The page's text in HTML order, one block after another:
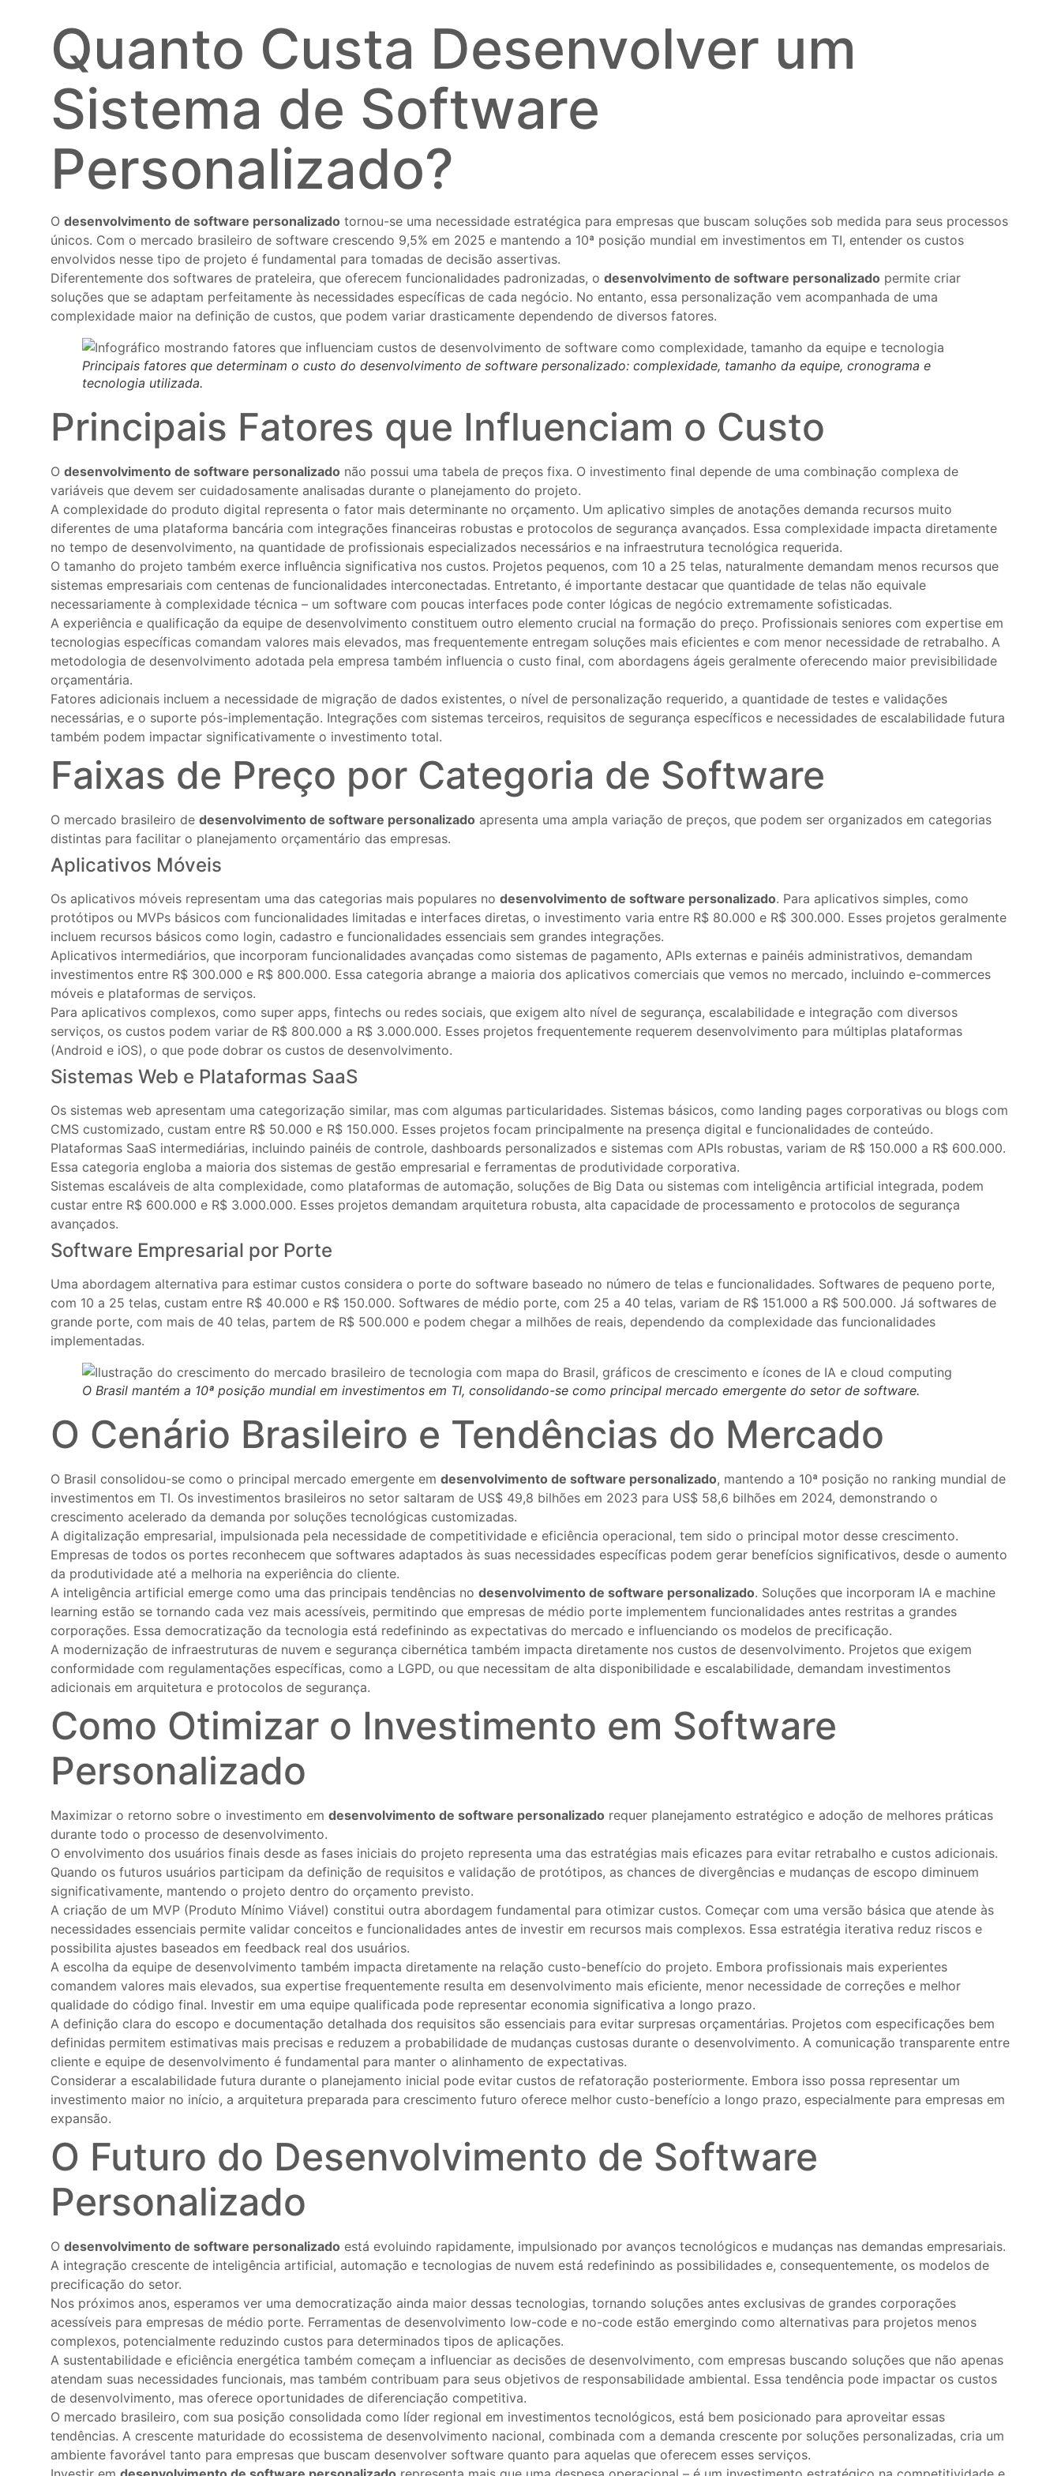
Quanto Custa Desenvolver um
Sistema de Software
Personalizado?
O desenvolvimento de software personalizado tornou-se uma necessidade estratégica para empresas que buscam soluções sob medida para seus processos
únicos. Com o mercado brasileiro de software crescendo 9,5% em 2025 e mantendo a 10ª posição mundial em investimentos em TI, entender os custos
envolvidos nesse tipo de projeto é fundamental para tomadas de decisão assertivas.
Diferentemente dos softwares de prateleira, que oferecem funcionalidades padronizadas, o desenvolvimento de software personalizado permite criar
soluções que se adaptam perfeitamente às necessidades específicas de cada negócio. No entanto, essa personalização vem acompanhada de uma
complexidade maior na definição de custos, que podem variar drasticamente dependendo de diversos fatores.
Principais fatores que determinam o custo do desenvolvimento de software personalizado: complexidade, tamanho da equipe, cronograma e
tecnologia utilizada.
Principais Fatores que Influenciam o Custo
O desenvolvimento de software personalizado não possui uma tabela de preços fixa. O investimento final depende de uma combinação complexa de
variáveis que devem ser cuidadosamente analisadas durante o planejamento do projeto.
A complexidade do produto digital representa o fator mais determinante no orçamento. Um aplicativo simples de anotações demanda recursos muito
diferentes de uma plataforma bancária com integrações financeiras robustas e protocolos de segurança avançados. Essa complexidade impacta diretamente
no tempo de desenvolvimento, na quantidade de profissionais especializados necessários e na infraestrutura tecnológica requerida.
O tamanho do projeto também exerce influência significativa nos custos. Projetos pequenos, com 10 a 25 telas, naturalmente demandam menos recursos que
sistemas empresariais com centenas de funcionalidades interconectadas. Entretanto, é importante destacar que quantidade de telas não equivale
necessariamente à complexidade técnica – um software com poucas interfaces pode conter lógicas de negócio extremamente sofisticadas.
A experiência e qualificação da equipe de desenvolvimento constituem outro elemento crucial na formação do preço. Profissionais seniores com expertise em
tecnologias específicas comandam valores mais elevados, mas frequentemente entregam soluções mais eficientes e com menor necessidade de retrabalho. A
metodologia de desenvolvimento adotada pela empresa também influencia o custo final, com abordagens ágeis geralmente oferecendo maior previsibilidade
orçamentária.
Fatores adicionais incluem a necessidade de migração de dados existentes, o nível de personalização requerido, a quantidade de testes e validações
necessárias, e o suporte pós-implementação. Integrações com sistemas terceiros, requisitos de segurança específicos e necessidades de escalabilidade futura
também podem impactar significativamente o investimento total.
Faixas de Preço por Categoria de Software
O mercado brasileiro de desenvolvimento de software personalizado apresenta uma ampla variação de preços, que podem ser organizados em categorias
distintas para facilitar o planejamento orçamentário das empresas.
Aplicativos Móveis
Os aplicativos móveis representam uma das categorias mais populares no desenvolvimento de software personalizado. Para aplicativos simples, como
protótipos ou MVPs básicos com funcionalidades limitadas e interfaces diretas, o investimento varia entre R$ 80.000 e R$ 300.000. Esses projetos geralmente
incluem recursos básicos como login, cadastro e funcionalidades essenciais sem grandes integrações.
Aplicativos intermediários, que incorporam funcionalidades avançadas como sistemas de pagamento, APIs externas e painéis administrativos, demandam
investimentos entre R$ 300.000 e R$ 800.000. Essa categoria abrange a maioria dos aplicativos comerciais que vemos no mercado, incluindo e-commerces
móveis e plataformas de serviços.
Para aplicativos complexos, como super apps, fintechs ou redes sociais, que exigem alto nível de segurança, escalabilidade e integração com diversos
serviços, os custos podem variar de R$ 800.000 a R$ 3.000.000. Esses projetos frequentemente requerem desenvolvimento para múltiplas plataformas
(Android e iOS), o que pode dobrar os custos de desenvolvimento.
Sistemas Web e Plataformas SaaS
Os sistemas web apresentam uma categorização similar, mas com algumas particularidades. Sistemas básicos, como landing pages corporativas ou blogs com
CMS customizado, custam entre R$ 50.000 e R$ 150.000. Esses projetos focam principalmente na presença digital e funcionalidades de conteúdo.
Plataformas SaaS intermediárias, incluindo painéis de controle, dashboards personalizados e sistemas com APIs robustas, variam de R$ 150.000 a R$ 600.000.
Essa categoria engloba a maioria dos sistemas de gestão empresarial e ferramentas de produtividade corporativa.
Sistemas escaláveis de alta complexidade, como plataformas de automação, soluções de Big Data ou sistemas com inteligência artificial integrada, podem
custar entre R$ 600.000 e R$ 3.000.000. Esses projetos demandam arquitetura robusta, alta capacidade de processamento e protocolos de segurança
avançados.
Software Empresarial por Porte
Uma abordagem alternativa para estimar custos considera o porte do software baseado no número de telas e funcionalidades. Softwares de pequeno porte,
com 10 a 25 telas, custam entre R$ 40.000 e R$ 150.000. Softwares de médio porte, com 25 a 40 telas, variam de R$ 151.000 a R$ 500.000. Já softwares de
grande porte, com mais de 40 telas, partem de R$ 500.000 e podem chegar a milhões de reais, dependendo da complexidade das funcionalidades
implementadas.
O Brasil mantém a 10ª posição mundial em investimentos em TI, consolidando-se como principal mercado emergente do setor de software.
O Cenário Brasileiro e Tendências do Mercado
O Brasil consolidou-se como o principal mercado emergente em desenvolvimento de software personalizado, mantendo a 10ª posição no ranking mundial de
investimentos em TI. Os investimentos brasileiros no setor saltaram de US$ 49,8 bilhões em 2023 para US$ 58,6 bilhões em 2024, demonstrando o
crescimento acelerado da demanda por soluções tecnológicas customizadas.
A digitalização empresarial, impulsionada pela necessidade de competitividade e eficiência operacional, tem sido o principal motor desse crescimento.
Empresas de todos os portes reconhecem que softwares adaptados às suas necessidades específicas podem gerar benefícios significativos, desde o aumento
da produtividade até a melhoria na experiência do cliente.
A inteligência artificial emerge como uma das principais tendências no desenvolvimento de software personalizado. Soluções que incorporam IA e machine
learning estão se tornando cada vez mais acessíveis, permitindo que empresas de médio porte implementem funcionalidades antes restritas a grandes
corporações. Essa democratização da tecnologia está redefinindo as expectativas do mercado e influenciando os modelos de precificação.
A modernização de infraestruturas de nuvem e segurança cibernética também impacta diretamente nos custos de desenvolvimento. Projetos que exigem
conformidade com regulamentações específicas, como a LGPD, ou que necessitam de alta disponibilidade e escalabilidade, demandam investimentos
adicionais em arquitetura e protocolos de segurança.
Como Otimizar o Investimento em Software
Personalizado
Maximizar o retorno sobre o investimento em desenvolvimento de software personalizado requer planejamento estratégico e adoção de melhores práticas
durante todo o processo de desenvolvimento.
O envolvimento dos usuários finais desde as fases iniciais do projeto representa uma das estratégias mais eficazes para evitar retrabalho e custos adicionais.
Quando os futuros usuários participam da definição de requisitos e validação de protótipos, as chances de divergências e mudanças de escopo diminuem
significativamente, mantendo o projeto dentro do orçamento previsto.
A criação de um MVP (Produto Mínimo Viável) constitui outra abordagem fundamental para otimizar custos. Começar com uma versão básica que atende às
necessidades essenciais permite validar conceitos e funcionalidades antes de investir em recursos mais complexos. Essa estratégia iterativa reduz riscos e
possibilita ajustes baseados em feedback real dos usuários.
A escolha da equipe de desenvolvimento também impacta diretamente na relação custo-benefício do projeto. Embora profissionais mais experientes
comandem valores mais elevados, sua expertise frequentemente resulta em desenvolvimento mais eficiente, menor necessidade de correções e melhor
qualidade do código final. Investir em uma equipe qualificada pode representar economia significativa a longo prazo.
A definição clara do escopo e documentação detalhada dos requisitos são essenciais para evitar surpresas orçamentárias. Projetos com especificações bem
definidas permitem estimativas mais precisas e reduzem a probabilidade de mudanças custosas durante o desenvolvimento. A comunicação transparente entre
cliente e equipe de desenvolvimento é fundamental para manter o alinhamento de expectativas.
Considerar a escalabilidade futura durante o planejamento inicial pode evitar custos de refatoração posteriormente. Embora isso possa representar um
investimento maior no início, a arquitetura preparada para crescimento futuro oferece melhor custo-benefício a longo prazo, especialmente para empresas em
expansão.
O Futuro do Desenvolvimento de Software
Personalizado
O desenvolvimento de software personalizado está evoluindo rapidamente, impulsionado por avanços tecnológicos e mudanças nas demandas empresariais.
A integração crescente de inteligência artificial, automação e tecnologias de nuvem está redefinindo as possibilidades e, consequentemente, os modelos de
precificação do setor.
Nos próximos anos, esperamos ver uma democratização ainda maior dessas tecnologias, tornando soluções antes exclusivas de grandes corporações
acessíveis para empresas de médio porte. Ferramentas de desenvolvimento low-code e no-code estão emergindo como alternativas para projetos menos
complexos, potencialmente reduzindo custos para determinados tipos de aplicações.
A sustentabilidade e eficiência energética também começam a influenciar as decisões de desenvolvimento, com empresas buscando soluções que não apenas
atendam suas necessidades funcionais, mas também contribuam para seus objetivos de responsabilidade ambiental. Essa tendência pode impactar os custos
de desenvolvimento, mas oferece oportunidades de diferenciação competitiva.
O mercado brasileiro, com sua posição consolidada como líder regional em investimentos tecnológicos, está bem posicionado para aproveitar essas
tendências. A crescente maturidade do ecossistema de desenvolvimento nacional, combinada com a demanda crescente por soluções personalizadas, cria um
ambiente favorável tanto para empresas que buscam desenvolver software quanto para aquelas que oferecem esses serviços.